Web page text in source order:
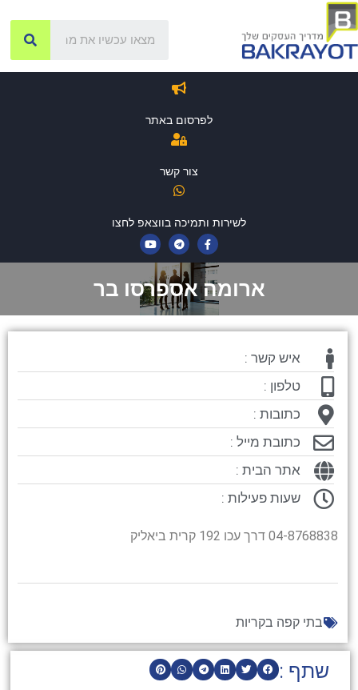
לפרסום באתר
צור קשר
לשירות ותמיכה בווצאפ לחצו
ארומה אספרסו בר
שתף :
איש קשר :
טלפון :
כתובות :
כתובת מייל :
אתר הבית :
שעות פעילות :
04-8768838 דרך עכו 192 קרית ביאליק
בתי קפה בקריות